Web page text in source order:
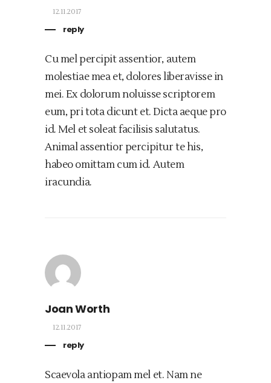
12.11.2017
reply
Cu mel percipit assentior, autem
molestiae mea et, dolores liberavisse in
mei. Ex dolorum noluisse scriptorem
eum, pri tota dicunt et. Dicta aeque pro
id. Mel et soleat facilisis salutatus.
Animal assentior percipitur te his,
habeo omittam cum id. Autem
iracundia.
Joan Worth
12.11.2017
reply
Scaevola antiopam mel et. Nam ne